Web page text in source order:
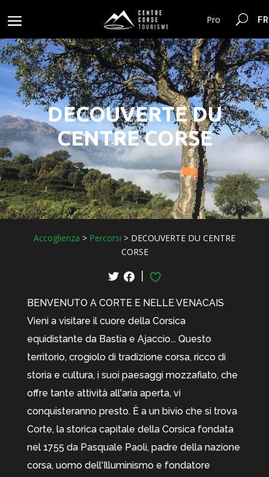
Pro
DECOUVERTE DU
CENTRE CORSE
Accoglienza > Percorsi > DECOUVERTE DU CENTRE
CORSE
|
BENVENUTO A CORTE E NELLE VENACAIS
Vieni a visitare il cuore della Corsica
equidistante da Bastia e Ajaccio... Questo
territorio, crogiolo di tradizione corsa, ricco di
storia e cultura, i suoi paesaggi mozzafiato, che
offre tante attività all'aria aperta, vi
conquisteranno presto. È a un bivio che si trova
Corte, la storica capitale della Corsica fondata
nel 1755 da Pasquale Paoli, padre della nazione
corsa, uomo dell'Illuminismo e fondatore